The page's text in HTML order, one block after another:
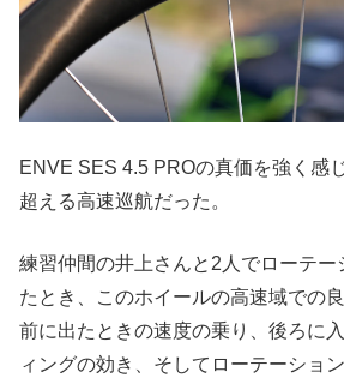
ENVE SES 4.5 PROの真価を強く感
超える高速巡航だった。
練習仲間の井上さんと2人でローテー
たとき、このホイールの高速域での
前に出たときの速度の乗り、後ろに
ィングの効き、そしてローテーショ